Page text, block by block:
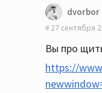
dvorbor
27 сентября
Вы про
https://